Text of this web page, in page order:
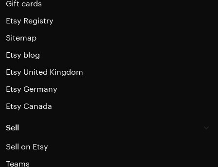
Gift cards
Etsy Registry
Sitemap
Etsy blog
Etsy United Kingdom
Etsy Germany
Etsy Canada
Sell
Sell on Etsy
Teams